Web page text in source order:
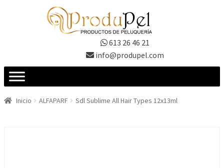
613 26 46 21
info@produpel.com
Inicio ALFAPARF Sdl Sublime All Hair Types 12x13ml